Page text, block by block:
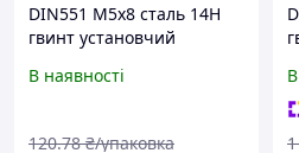
DIN551 М5х8 сталь 14H
гвинт установчий
біту SL4 (25шт.)
Metalvis
В наявності
120.78 ₴/упаковка